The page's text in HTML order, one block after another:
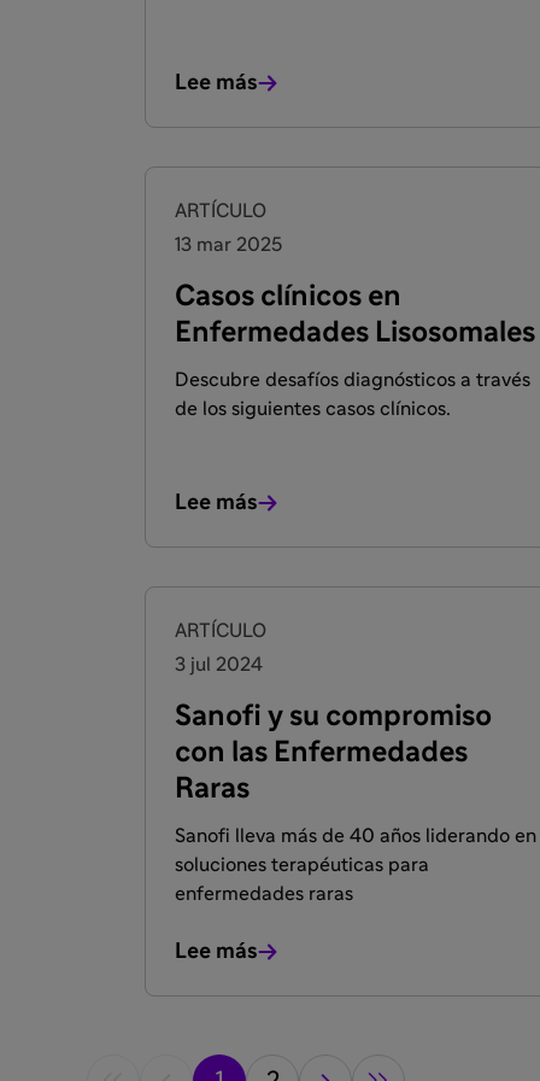
Lee más
ARTÍCULO
13 mar 2025
Casos clínicos en
Enfermedades Lisosomales
Descubre desafíos diagnósticos a través
de los siguientes casos clínicos.
Lee más
ARTÍCULO
3 jul 2024
Sanofi y su compromiso
con las Enfermedades
Raras
Sanofi lleva más de 40 años liderando en
soluciones terapéuticas para
enfermedades raras
Lee más